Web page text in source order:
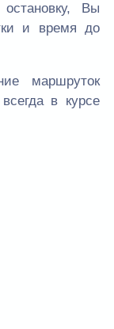
Вы
и время до
маршруток
в курсе